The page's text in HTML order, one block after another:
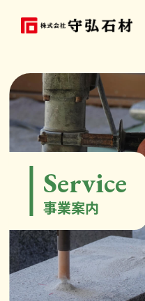
Service
事業案内